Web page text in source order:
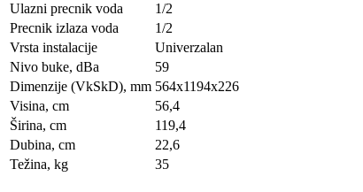
Ulazni precnik voda
1/2
Precnik izlaza voda
1/2
Vrsta instalacije
Univerzalan
Nivo buke, dBa
59
Dimenzije (VkSkD), mm 564x1194x226
Visina, сm
56,4
Širina, сm
119,4
Dubina, сm
22,6
Težina, kg
35